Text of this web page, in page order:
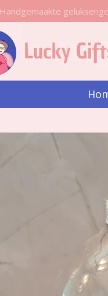
Handgemaakte